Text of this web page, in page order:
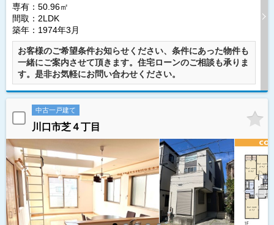
専有：50.96㎡
間取：2LDK
築年：1974年3月
お客様のご希望条件お知らせください、条件にあった物件も
一緒にご案内させて頂きます。住宅ローンのご相談も承りま
す。是非お気軽にお問い合わせください。
中古一戸建て
川口市芝４丁目